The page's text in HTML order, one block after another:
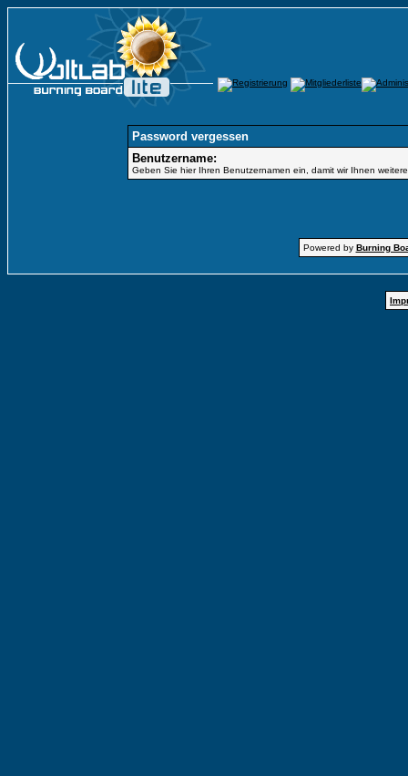
Password vergessen
Benutzername:
Geben Sie hier Ihren Benutzernamen ein, damit wir Ihnen
Powered by Burning